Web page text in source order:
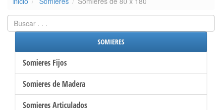
SOMIERES
Somieres Fijos
Somieres de Madera
Somieres Articulados